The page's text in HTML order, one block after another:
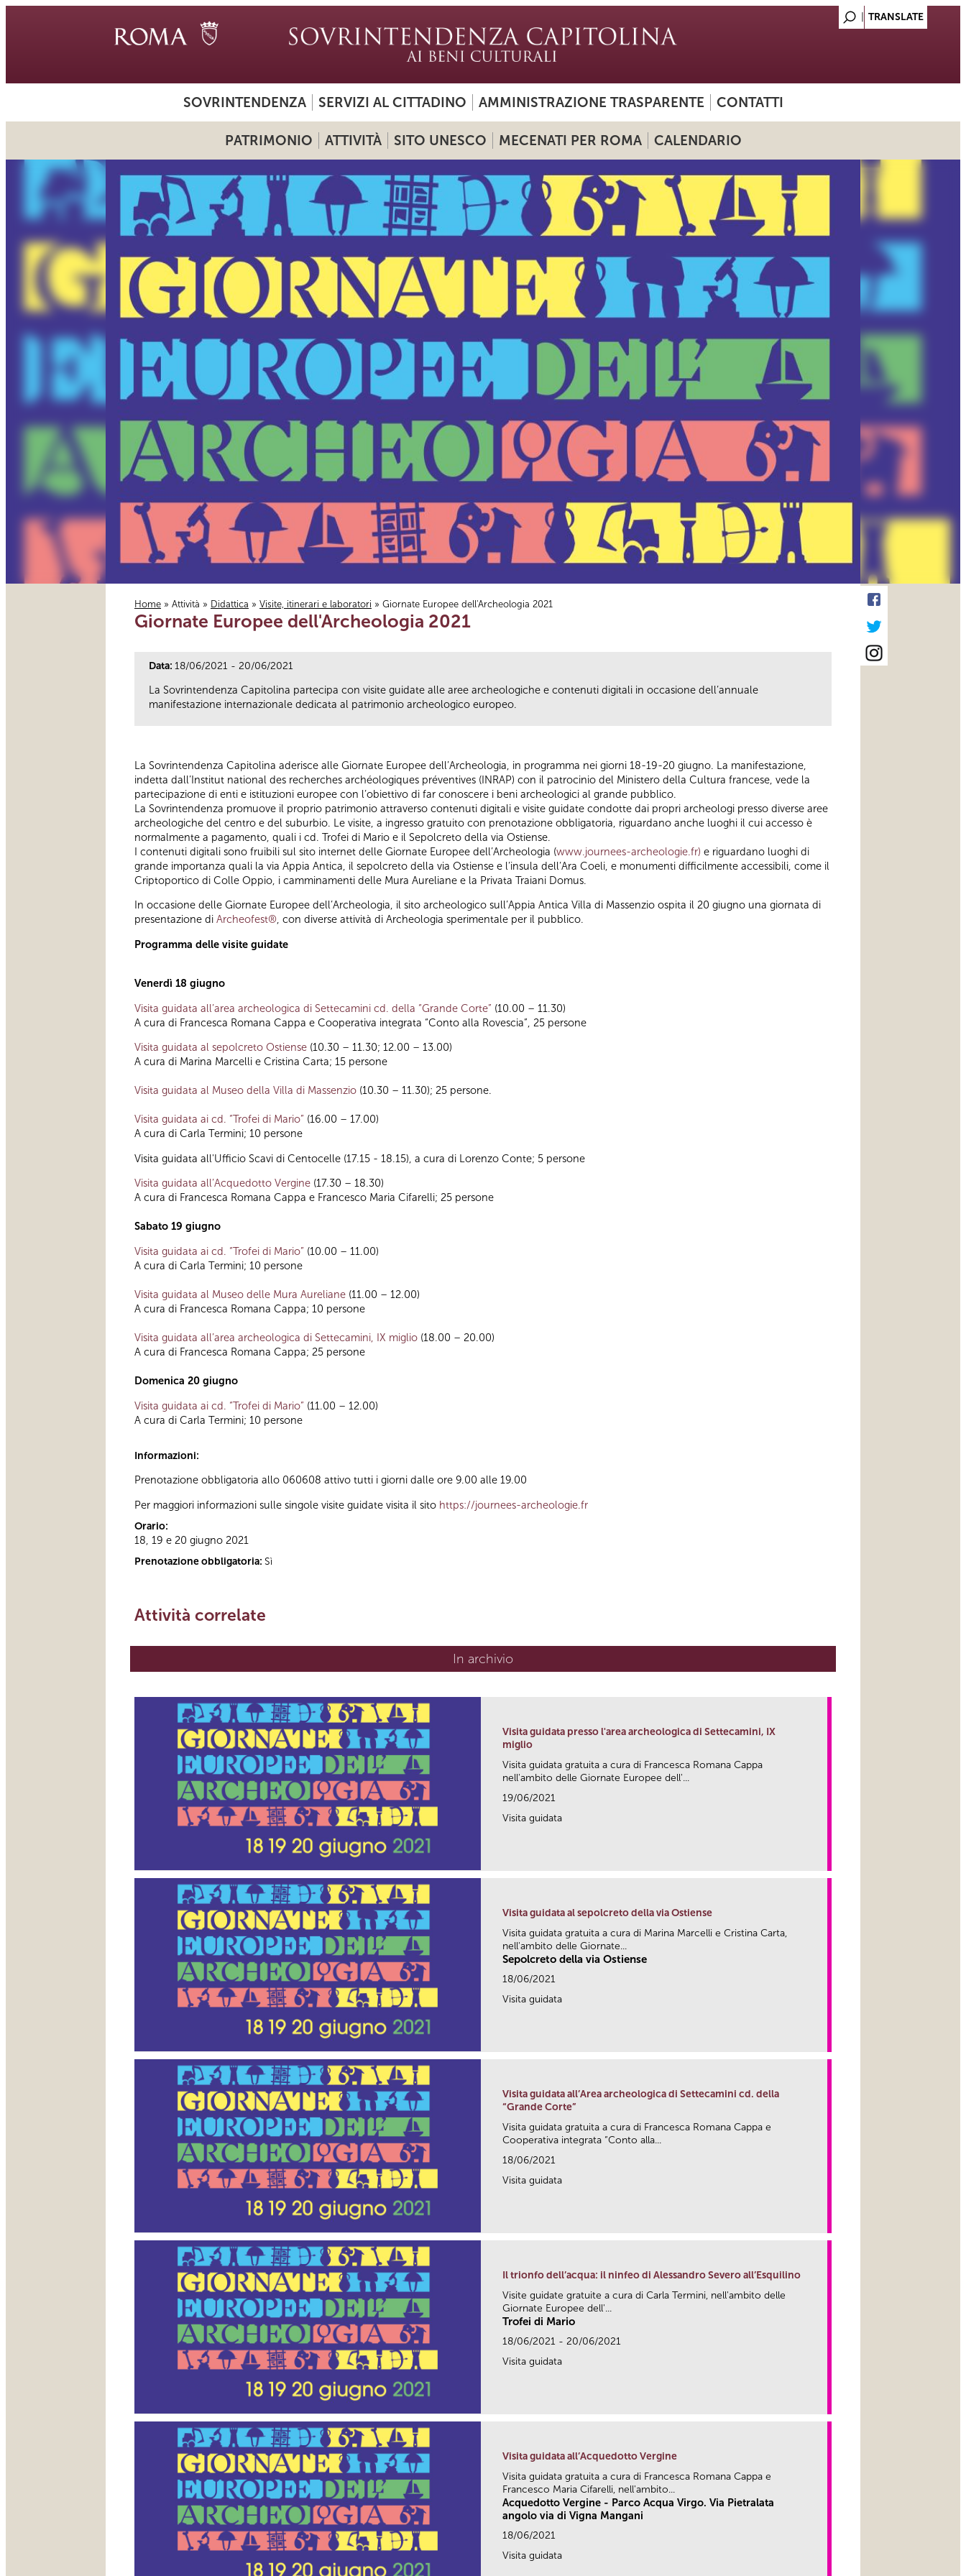
SOVRINTENDENZA SERVIZI AL CITTADINO AMMINISTRAZIONE TRASPARENTE CONTATTI
PATRIMONIO ATTIVITÀ SITO UNESCO MECENATI PER ROMA CALENDARIO
Tu sei qui
Home » Attività » Didattica » Visite, itinerari e laboratori » Giornate Europee dell'Archeologia 2021
Giornate Europee dell'Archeologia 2021
Data: 18/06/2021 - 20/06/2021
La Sovrintendenza Capitolina partecipa con visite guidate alle aree archeologiche e contenuti digitali in occasione dell’annuale
manifestazione internazionale dedicata al patrimonio archeologico europeo.
La Sovrintendenza Capitolina aderisce alle Giornate Europee dell’Archeologia, in programma nei giorni 18-19-20 giugno. La manifestazione,
indetta dall’Institut national des recherches archéologiques préventives (INRAP) con il patrocinio del Ministero della Cultura francese, vede la
partecipazione di enti e istituzioni europee con l’obiettivo di far conoscere i beni archeologici al grande pubblico.
La Sovrintendenza promuove il proprio patrimonio attraverso contenuti digitali e visite guidate condotte dai propri archeologi presso diverse aree
archeologiche del centro e del suburbio. Le visite, a ingresso gratuito con prenotazione obbligatoria, riguardano anche luoghi il cui accesso è
normalmente a pagamento, quali i cd. Trofei di Mario e il Sepolcreto della via Ostiense.
I contenuti digitali sono fruibili sul sito internet delle Giornate Europee dell’Archeologia (www.journees-archeologie.fr) e riguardano luoghi di
grande importanza quali la via Appia Antica, il sepolcreto della via Ostiense e l’insula dell’Ara Coeli, e monumenti difficilmente accessibili, come il
Criptoportico di Colle Oppio, i camminamenti delle Mura Aureliane e la Privata Traiani Domus.
In occasione delle Giornate Europee dell’Archeologia, il sito archeologico sull’Appia Antica Villa di Massenzio ospita il 20 giugno una giornata di
presentazione di Archeofest®, con diverse attività di Archeologia sperimentale per il pubblico.
Programma delle visite guidate
Venerdì 18 giugno
Visita guidata all’area archeologica di Settecamini cd. della “Grande Corte” (10.00 – 11.30)
A cura di Francesca Romana Cappa e Cooperativa integrata “Conto alla Rovescia”, 25 persone
Visita guidata al sepolcreto Ostiense (10.30 – 11.30; 12.00 – 13.00)
A cura di Marina Marcelli e Cristina Carta; 15 persone
Visita guidata al Museo della Villa di Massenzio (10.30 – 11.30); 25 persone.
Visita guidata ai cd. “Trofei di Mario” (16.00 – 17.00)
A cura di Carla Termini; 10 persone
Visita guidata all'Ufficio Scavi di Centocelle (17.15 - 18.15), a cura di Lorenzo Conte; 5 persone
Visita guidata all’Acquedotto Vergine (17.30 – 18.30)
A cura di Francesca Romana Cappa e Francesco Maria Cifarelli; 25 persone
Sabato 19 giugno
Visita guidata ai cd. “Trofei di Mario” (10.00 – 11.00)
A cura di Carla Termini; 10 persone
Visita guidata al Museo delle Mura Aureliane (11.00 – 12.00)
A cura di Francesca Romana Cappa; 10 persone
Visita guidata all’area archeologica di Settecamini, IX miglio (18.00 – 20.00)
A cura di Francesca Romana Cappa; 25 persone
Domenica 20 giugno
Visita guidata ai cd. “Trofei di Mario” (11.00 – 12.00)
A cura di Carla Termini; 10 persone
Informazioni:
Prenotazione obbligatoria allo 060608 attivo tutti i giorni dalle ore 9.00 alle 19.00
Per maggiori informazioni sulle singole visite guidate visita il sito https://journees-archeologie.fr
Orario:
18, 19 e 20 giugno 2021
Prenotazione obbligatoria: Sì
Attività correlate
In archivio
Visita guidata presso l'area archeologica di Settecamini, IX
miglio
Visita guidata gratuita a cura di Francesca Romana Cappa
nell'ambito delle Giornate Europee dell'...
19/06/2021
Visita guidata
Visita guidata al sepolcreto della via Ostiense
Visita guidata gratuita a cura di Marina Marcelli e Cristina Carta,
nell'ambito delle Giornate...
Sepolcreto della via Ostiense
18/06/2021
Visita guidata
Visita guidata all’Area archeologica di Settecamini cd. della
“Grande Corte”
Visita guidata gratuita a cura di Francesca Romana Cappa e
Cooperativa integrata “Conto alla...
18/06/2021
Visita guidata
Il trionfo dell’acqua: il ninfeo di Alessandro Severo all’Esquilino
Visite guidate gratuite a cura di Carla Termini, nell'ambito delle
Giornate Europee dell'...
Trofei di Mario
18/06/2021 - 20/06/2021
Visita guidata
Visita guidata all’Acquedotto Vergine
Visita guidata gratuita a cura di Francesca Romana Cappa e
Francesco Maria Cifarelli, nell'ambito...
Acquedotto Vergine - Parco Acqua Virgo. Via Pietralata
angolo via di Vigna Mangani
18/06/2021
Visita guidata